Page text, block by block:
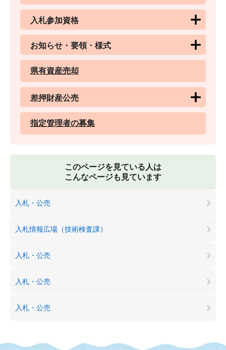
入札参加資格
お知らせ・要領・様式
県有資産売却
差押財産公売
指定管理者の募集
このページを見ている人は
こんなページも見ています
入札・公売
入札情報広場（技術検査課）
入札・公売
入札・公売
入札・公売